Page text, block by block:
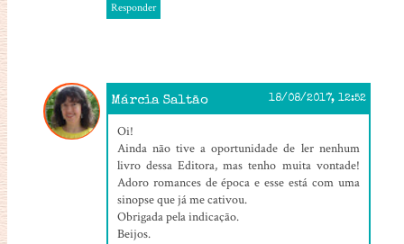
Responder
Márcia Saltão 18/08/2017, 12:52
Oi!
Ainda não tive a oportunidade de ler nenhum
livro dessa Editora, mas tenho muita vontade!
Adoro romances de época e esse está com uma
sinopse que já me cativou.
Obrigada pela indicação.
Beijos.